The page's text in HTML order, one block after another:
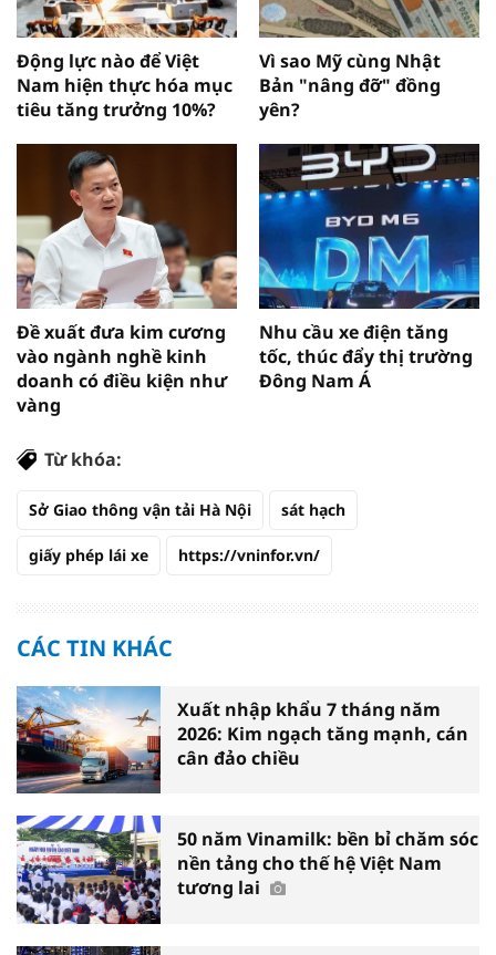
Động lực nào để Việt
Nam hiện thực hóa mục
tiêu tăng trưởng 10%?
Vì sao Mỹ cùng Nhật
Bản "nâng đỡ" đồng
yên?
Đề xuất đưa kim cương
vào ngành nghề kinh
doanh có điều kiện như
vàng
Nhu cầu xe điện tăng
tốc, thúc đẩy thị trường
Đông Nam Á
Từ khóa:
Sở Giao thông vận tải Hà Nội sát hạch
giấy phép lái xe https://vninfor.vn/
CÁC TIN KHÁC
Xuất nhập khẩu 7 tháng năm
2026: Kim ngạch tăng mạnh, cán
cân đảo chiều
50 năm Vinamilk: bền bỉ chăm sóc
nền tảng cho thế hệ Việt Nam
tương lai